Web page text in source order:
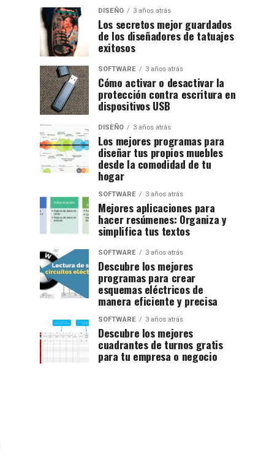
DISEÑO 3 años atrás
Los secretos mejor guardados
de los diseñadores de tatuajes
exitosos
SOFTWARE 3 años atrás
Cómo activar o desactivar la
protección contra escritura en
dispositivos USB
DISEÑO 3 años atrás
Los mejores programas para
diseñar tus propios muebles
desde la comodidad de tu
hogar
SOFTWARE 3 años atrás
Mejores aplicaciones para
hacer resúmenes: Organiza y
simplifica tus textos
SOFTWARE 3 años atrás
Descubre los mejores
programas para crear
esquemas eléctricos de
manera eficiente y precisa
SOFTWARE 3 años atrás
Descubre los mejores
cuadrantes de turnos gratis
para tu empresa o negocio